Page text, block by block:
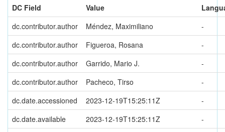
DC Field
Value
dc.contributor.author
Méndez, Maximiliano
-
dc.contributor.author
Figueroa, Rosana
-
dc.contributor.author
Garrido, Mario J.
-
dc.contributor.author
Pacheco, Tirso
-
dc.date.accessioned
2023-12-19T15:25:11Z
-
dc.date.available
2023-12-19T15:25:11Z
-